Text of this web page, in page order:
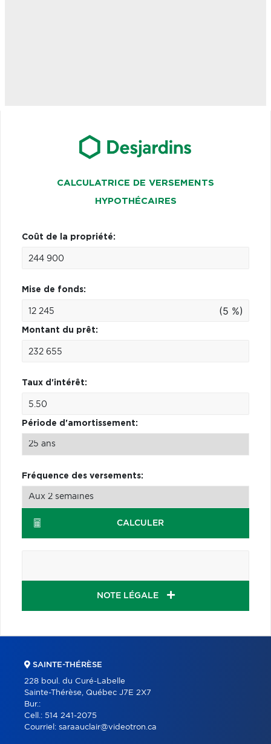
CALCULATRICE DE VERSEMENTS
HYPOTHÉCAIRES
Coût de la propriété:
Mise de fonds:
(5 %)
Montant du prêt:
Taux d'intérêt:
Période d'amortissement:
Fréquence des versements:
CALCULER
NOTE LÉGALE
SAINTE-THÉRÈSE
228 boul. du Curé-Labelle
Sainte-Thérèse, Québec J7E 2X7
Bur.:
Cell.: 514 241-2075
Courriel: saraauclair@videotron.ca